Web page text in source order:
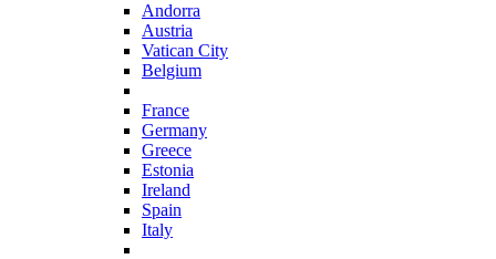
Andorra
Austria
Vatican City
Belgium
France
Germany
Greece
Estonia
Ireland
Spain
Italy